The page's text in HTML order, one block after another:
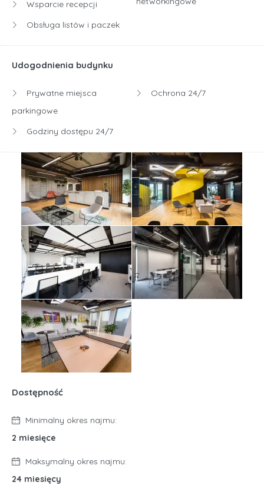
miejsce, które inspiruje do rozwoju i współpracy.
zyskujesz nie tylko przestrzeń do pracy, ale także dostęp do
ułatwią Ci codzienne funkcjonowanie.
Wsparcie recepcji
Obsługa listów i paczek
Udogodnienia budynku
Prywatne miejsca
parkingowe
Godziny dostępu 24/7
Ochrona 24/7
Dostępność
Minimalny okres najmu:
2 miesięce
Maksymalny okres najmu:
24 miesięcy